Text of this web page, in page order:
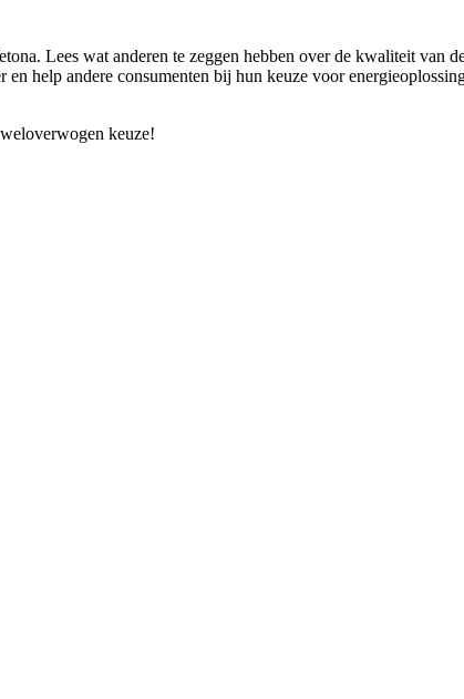
Lees wat anderen te zeggen hebben over de kwaliteit
help andere consumenten bij hun keuze voor
keuze!